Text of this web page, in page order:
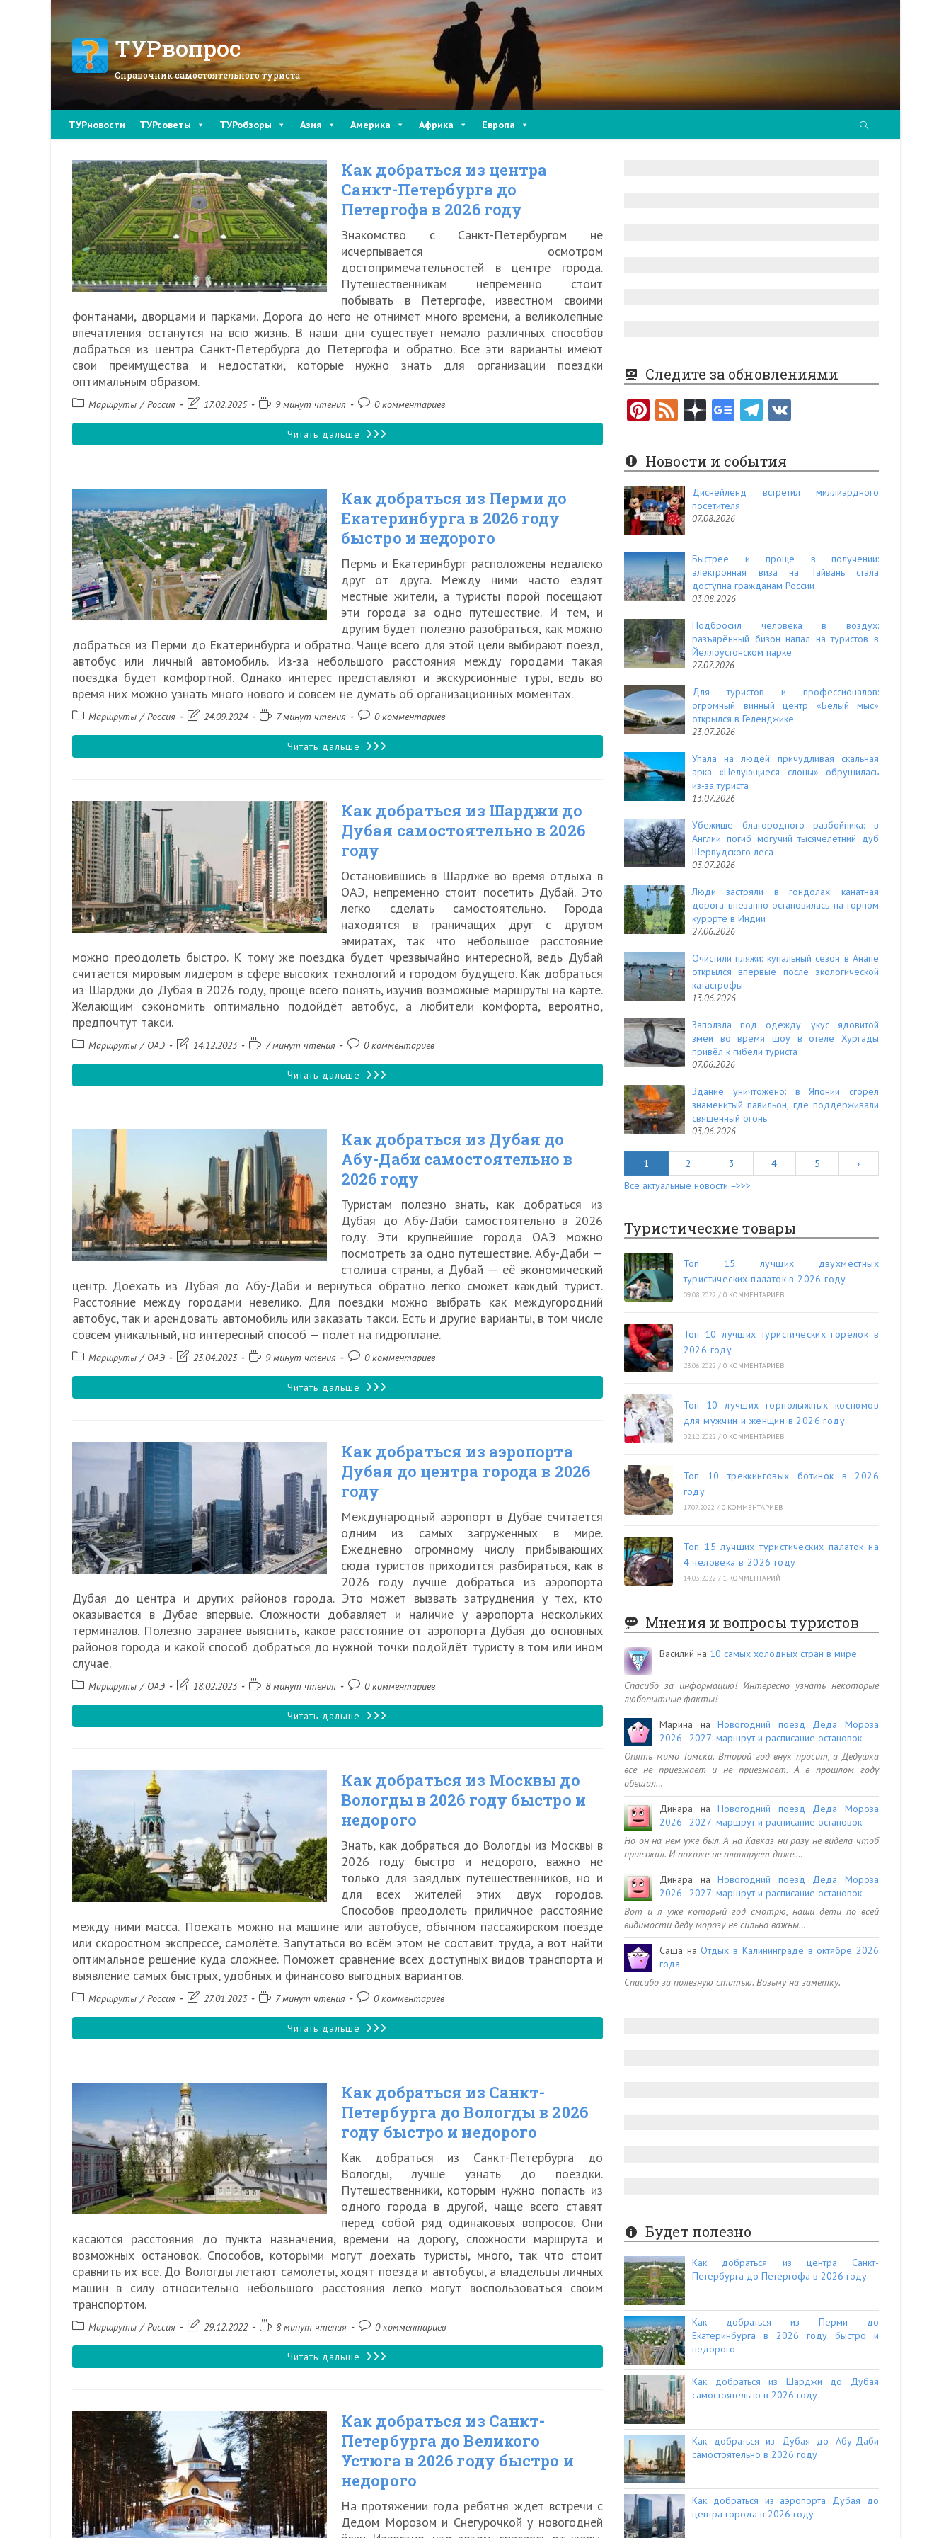
ТУРвопрос
Справочник самостоятельного туриста
ТУРновости ТУРсоветы ТУРобзоры Азия Америка Африка Европа
Как добраться из центра
Санкт-Петербурга до
Петергофа в 2026 году
Знакомство с Санкт-Петербургом не
исчерпывается осмотром
достопримечательностей в центре города.
Путешественникам непременно стоит
побывать в Петергофе, известном своими
фонтанами, дворцами и парками. Дорога до него не отнимет много времени, а великолепные
впечатления останутся на всю жизнь. В наши дни существует немало различных способов
добраться из центра Санкт-Петербурга до Петергофа и обратно. Все эти варианты имеют
свои преимущества и недостатки, которые нужно знать для организации поездки
оптимальным образом.
РубрикаМаршруты / Россия
Запись17.02.2025
Время9 минут чтения
Комментарии
записи:
0 комментариев
Читать дальше Как
центра
Санкт-
Петербурга
до
Петергофа
2026
году
Как добраться из Перми до
Екатеринбурга в 2026 году
быстро и недорого
Пермь и Екатеринбург расположены недалеко
друг от друга. Между ними часто ездят
местные жители, а туристы порой посещают
эти города за одно путешествие. И тем, и
другим будет полезно разобраться, как можно
добраться из Перми до Екатеринбурга и обратно. Чаще всего для этой цели выбирают поезд,
автобус или личный автомобиль. Из-за небольшого расстояния между городами такая
поездка будет комфортной. Однако интерес представляют и экскурсионные туры, ведь во
время них можно узнать много нового и совсем не думать об организационных моментах.
РубрикаМаршруты / Россия
Запись24.09.2024
Время7 минут чтения
Комментарии
записи:
0 комментариев
Читать дальше Как
Перми
до
Екатеринбурга
в
2026
году
быстро
и
недорого
Как добраться из Шарджи до
Дубая самостоятельно в 2026
году
Остановившись в Шардже во время отдыха в
ОАЭ, непременно стоит посетить Дубай. Это
легко сделать самостоятельно. Города
находятся в граничащих друг с другом
эмиратах, так что небольшое расстояние
можно преодолеть быстро. К тому же поездка будет чрезвычайно интересной, ведь Дубай
считается мировым лидером в сфере высоких технологий и городом будущего. Как добраться
из Шарджи до Дубая в 2026 году, проще всего понять, изучив возможные маршруты на карте.
Желающим сэкономить оптимально подойдёт автобус, а любители комфорта, вероятно,
предпочтут такси.
РубрикаМаршруты / ОАЭ
Запись14.12.2023
Время7 минут чтения
Комментарии
записи:
0 комментариев
Читать дальше Как
Шарджи
до
Дубая
самостоятельно
в
2026
году
Как добраться из Дубая до
Абу-Даби самостоятельно в
2026 году
Туристам полезно знать, как добраться из
Дубая до Абу-Даби самостоятельно в 2026
году. Эти крупнейшие города ОАЭ можно
посмотреть за одно путешествие. Абу-Даби —
столица страны, а Дубай — её экономический
центр. Доехать из Дубая до Абу-Даби и вернуться обратно легко сможет каждый турист.
Расстояние между городами невелико. Для поездки можно выбрать как междугородний
автобус, так и арендовать автомобиль или заказать такси. Есть и другие варианты, в том числе
совсем уникальный, но интересный способ — полёт на гидроплане.
РубрикаМаршруты / ОАЭ
Запись23.04.2023
Время9 минут чтения
Комментарии
записи:
0 комментариев
Читать дальше Как
Дубая
до
Абу-
Даби
самостоятельно
в
2026
году
Как добраться из аэропорта
Дубая до центра города в 2026
году
Международный аэропорт в Дубае считается
одним из самых загруженных в мире.
Ежедневно огромному числу прибывающих
сюда туристов приходится разбираться, как в
2026 году лучше добраться из аэропорта
Дубая до центра и других районов города. Это может вызвать затруднения у тех, кто
оказывается в Дубае впервые. Сложности добавляет и наличие у аэропорта нескольких
терминалов. Полезно заранее выяснить, какое расстояние от аэропорта Дубая до основных
районов города и какой способ добраться до нужной точки подойдёт туристу в том или ином
случае.
РубрикаМаршруты / ОАЭ
Запись18.02.2023
Время8 минут чтения
Комментарии
записи:
0 комментариев
Читать дальше Как
аэропорта
Дубая
до
центра
города
в
2026
году
Как добраться из Москвы до
Вологды в 2026 году быстро и
недорого
Знать, как добраться до Вологды из Москвы в
2026 году быстро и недорого, важно не
только для заядлых путешественников, но и
для всех жителей этих двух городов.
Способов преодолеть приличное расстояние
между ними масса. Поехать можно на машине или автобусе, обычном пассажирском поезде
или скоростном экспрессе, самолёте. Запутаться во всём этом не составит труда, а вот найти
оптимальное решение куда сложнее. Поможет сравнение всех доступных видов транспорта и
выявление самых быстрых, удобных и финансово выгодных вариантов.
РубрикаМаршруты / Россия
Запись27.01.2023
Время7 минут чтения
Комментарии
записи:
0 комментариев
Читать дальше Как
Москвы
до
Вологды
в
2026
году
быстро
и
недорого
Как добраться из Санкт-
Петербурга до Вологды в 2026
году быстро и недорого
Как добраться из Санкт-Петербурга до
Вологды, лучше узнать до поездки.
Путешественники, которым нужно попасть из
одного города в другой, чаще всего ставят
перед собой ряд одинаковых вопросов. Они
касаются расстояния до пункта назначения, времени на дорогу, сложности маршрута и
возможных остановок. Способов, которыми могут доехать туристы, много, так что стоит
сравнить их все. До Вологды летают самолеты, ходят поезда и автобусы, а владельцы личных
машин в силу относительно небольшого расстояния легко могут воспользоваться своим
транспортом.
РубрикаМаршруты / Россия
Запись29.12.2022
Время8 минут чтения
Комментарии
записи:
0 комментариев
Читать дальше Как
Санкт-
Петербурга
до
Вологды
в
Как добраться из Санкт-
Петербурга до Великого
Устюга в 2026 году быстро и
недорого
На протяжении года ребятня ждет встречи с
Дедом Морозом и Снегурочкой у новогодней
Следите за обновлениями
Pi
er
es
t
F
e
d
Новости и события
Диснейленд встретил миллиардного
посетителя
07.08.2026
Быстрее и проще в получении:
электронная виза на Тайвань стала
доступна гражданам России
03.08.2026
Подбросил человека в воздух:
разъярённый бизон напал на туристов в
Йеллоустонском парке
27.07.2026
Для туристов и профессионалов:
огромный винный центр «Белый мыс»
открылся в Геленджике
23.07.2026
Упала на людей: причудливая скальная
арка «Целующиеся слоны» обрушилась
из-за туриста
13.07.2026
Убежище благородного разбойника: в
Англии погиб могучий тысячелетний дуб
Шервудского леса
03.07.2026
Люди застряли в гондолах: канатная
дорога внезапно остановилась на горном
курорте в Индии
27.06.2026
Очистили пляжи: купальный сезон в Анапе
открылся впервые после экологической
катастрофы
13.06.2026
Заползла под одежду: укус ядовитой
змеи во время шоу в отеле Хургады
привёл к гибели туриста
07.06.2026
Здание уничтожено: в Японии сгорел
знаменитый павильон, где поддерживали
священный огонь
03.06.2026
1 2 3 4 5
›
Все актуальные новости =>>>
Туристические товары
Топ 15 лучших двухместных
туристических палаток в 2026 году
09.08.2022 / 0 КОММЕНТАРИЕВ
Топ 10 лучших туристических горелок в
2026 году
23.06.2022 / 0 КОММЕНТАРИЕВ
Топ 10 лучших горнолыжных костюмов
для мужчин и женщин в 2026 году
02.12.2022 / 0 КОММЕНТАРИЕВ
Топ 10 треккинговых ботинок в 2026
году
17.07.2022 / 0 КОММЕНТАРИЕВ
Топ 15 лучших туристических палаток на
4 человека в 2026 году
14.03.2022 / 1 КОММЕНТАРИЙ
Мнения и вопросы туристов
Василий на 10 самых холодных стран в мире
Спасибо за информацию! Интересно узнать некоторые
любопытные факты!
Марина наНовогодний поезд Деда Мороза
2026–2027: маршрут и расписание остановок
Опять мимо Томска. Второй год внук просит, а Дедушка
все не приезжает и не приезжает. А в прошлом году
обещал…
Динара наНовогодний поезд Деда Мороза
2026–2027: маршрут и расписание остановок
Но он на нем уже был. А на Кавказ ни разу не видела чтоб
приезжал. И похоже не планирует даже.…
Динара наНовогодний поезд Деда Мороза
2026–2027: маршрут и расписание остановок
Вот и я уже который год смотрю, наши дети по всей
видимости деду морозу не сильно важны…
Саша наОтдых в Калининграде в октябре 2026
года
Спасибо за полезную статью. Возьму на заметку.
Будет полезно
Как добраться из центра Санкт-
Петербурга до Петергофа в 2026 году
Как добраться из Перми до
Екатеринбурга в 2026 году быстро и
недорого
Как добраться из Шарджи до Дубая
самостоятельно в 2026 году
Как добраться из Дубая до Абу-Даби
самостоятельно в 2026 году
Как добраться из аэропорта Дубая до
центра города в 2026 году